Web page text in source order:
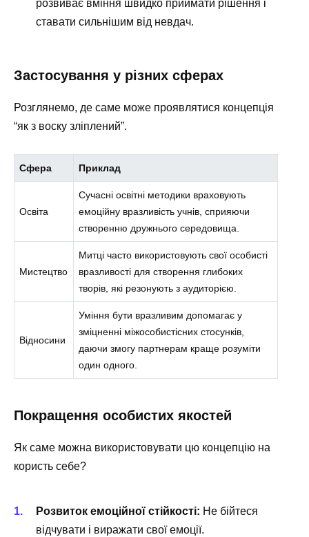
розвиває вміння швидко приймати рішення і
ставати сильнішим від невдач.
Застосування у різних сферах
Розглянемо, де саме може проявлятися концепція
“як з воску зліплений”.
Сфера Приклад
Освіта
Сучасні освітні методики враховують
емоційну вразливість учнів, сприяючи
створенню дружнього середовища.
Мистецтво
Митці часто використовують свої особисті
вразливості для створення глибоких
творів, які резонують з аудиторією.
Відносини
Уміння бути вразливим допомагає у
зміцненні міжособистісних стосунків,
даючи змогу партнерам краще розуміти
один одного.
Покращення особистих якостей
Як саме можна використовувати цю концепцію на
користь себе?
Розвиток емоційної стійкості: Не бійтеся
відчувати і виражати свої емоції.